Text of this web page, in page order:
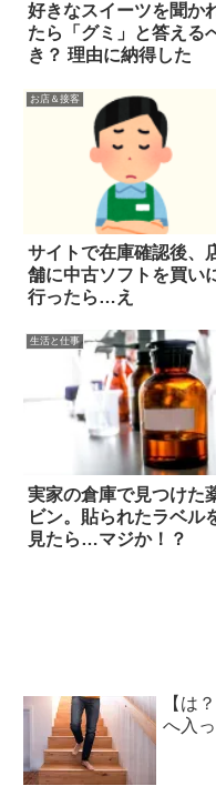
好きなスイーツを聞か
たら「グミ」と答える
き？ 理由に納得した
お店＆接客
サイトで在庫確認後、
舗に中古ソフトを買い
行ったら…え
生活と仕事
実家の倉庫で見つけた
ビン。貼られたラベル
見たら…マジか！？
【は
へ入